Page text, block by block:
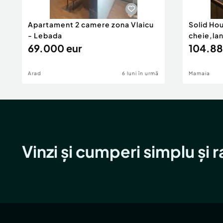
Apartament 2 camere zona Vlaicu
- Lebada
69.000 eur
Arad 6 luni în urmă
Solid
Mamaia
Vinzi și cumperi simplu și